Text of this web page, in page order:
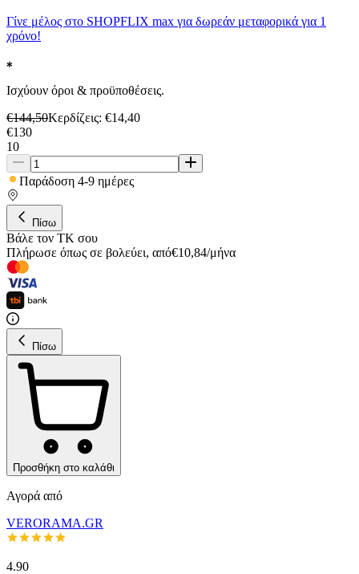
Γίνε μέλος στο SHOPFLIX max για δωρεάν μεταφορικά για 1
χρόνο!
Ισχύουν όροι & προϋποθέσεις.
€144,50Κερδίζεις: €14,40
€130
10
Παράδοση 4-9 ημέρες
Πίσω
Βάλε τον ΤΚ σου
Πλήρωσε όπως σε βολεύει, από€10,84/μήνα
Πίσω
Προσθήκη στο καλάθι
Αγορά από
VERORAMA.GR
4.90